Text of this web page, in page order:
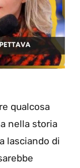
qualcosa
nella storia
lasciando di